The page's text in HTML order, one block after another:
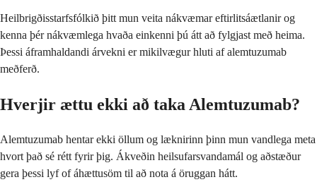
Heilbrigðisstarfsfólkið þitt mun veita nákvæmar eftirlitsáætlanir og
kenna þér nákvæmlega hvaða einkenni þú átt að fylgjast með heima.
Þessi áframhaldandi árvekni er mikilvægur hluti af alemtuzumab
meðferð.
Hverjir ættu ekki að taka Alemtuzumab?
Alemtuzumab hentar ekki öllum og læknirinn þinn mun vandlega meta
hvort það sé rétt fyrir þig. Ákveðin heilsufarsvandamál og aðstæður
gera þessi lyf of áhættusöm til að nota á öruggan hátt.